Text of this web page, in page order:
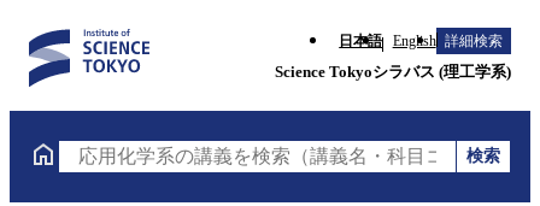
日本語 English 詳細検索
Science Tokyoシラバス (理工学系)
応用化学系の講義を検索（講義名・科目コード・担当
検索